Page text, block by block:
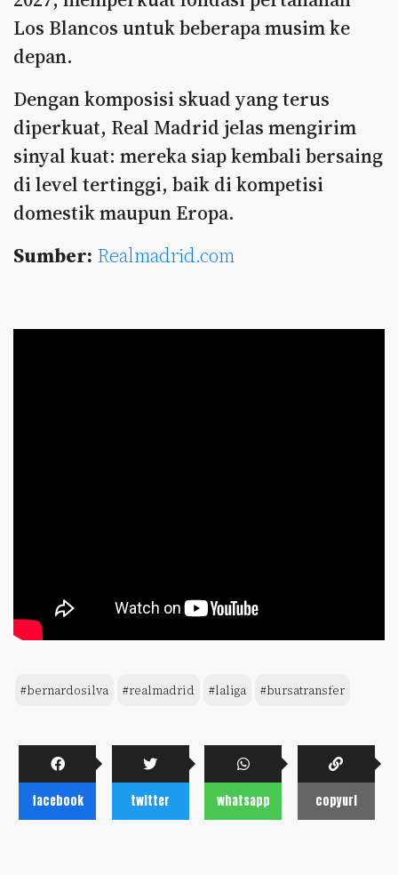
Los Blancos untuk beberapa musim ke
depan.
Dengan komposisi skuad yang terus
diperkuat, Real Madrid jelas mengirim
sinyal kuat: mereka siap kembali bersaing
di level tertinggi, baik di kompetisi
domestik maupun Eropa.
Sumber: Realmadrid.com
#bernardosilva #realmadrid #laliga #bursatransfer
facebook twitter whatsapp copyurl